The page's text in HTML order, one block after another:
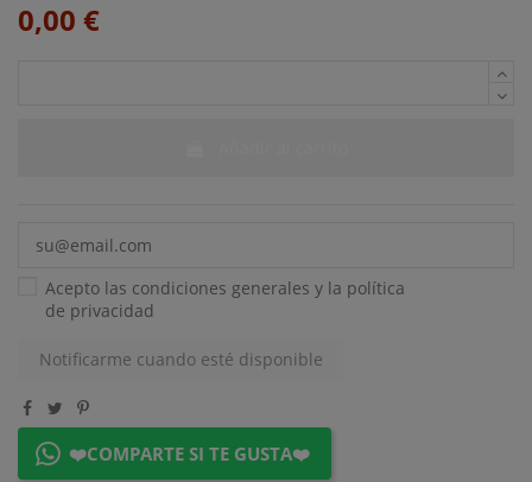
0,00 €
Acepto las condiciones generales y la política
de privacidad
❤️COMPARTE SI TE GUSTA❤️